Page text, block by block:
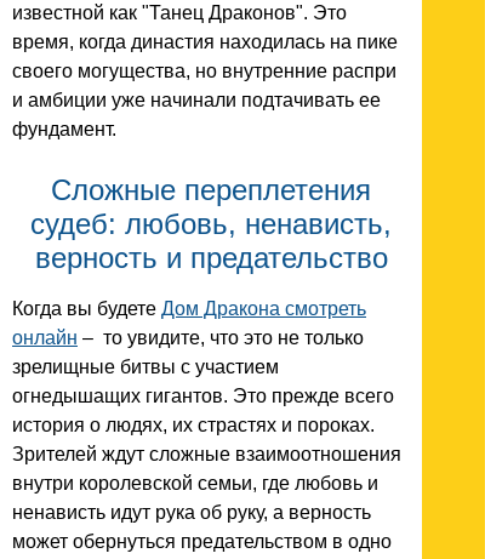
известной как "Танец Драконов". Это
время, когда династия находилась на пике
своего могущества, но внутренние распри
и амбиции уже начинали подтачивать ее
фундамент.
Сложные переплетения
судеб: любовь, ненависть,
верность и предательство
Когда вы будете Дом Дракона смотреть
онлайн – то увидите, что это не только
зрелищные битвы с участием
огнедышащих гигантов. Это прежде всего
история о людях, их страстях и пороках.
Зрителей ждут сложные взаимоотношения
внутри королевской семьи, где любовь и
ненависть идут рука об руку, а верность
может обернуться предательством в одно